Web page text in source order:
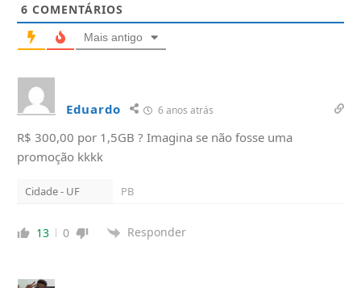
6 COMENTÁRIOS
Mais antigo
Eduardo 6 anos atrás
R$ 300,00 por 1,5GB ? Imagina se não fosse uma
promoção kkkk
Cidade - UF PB
13 0 Responder